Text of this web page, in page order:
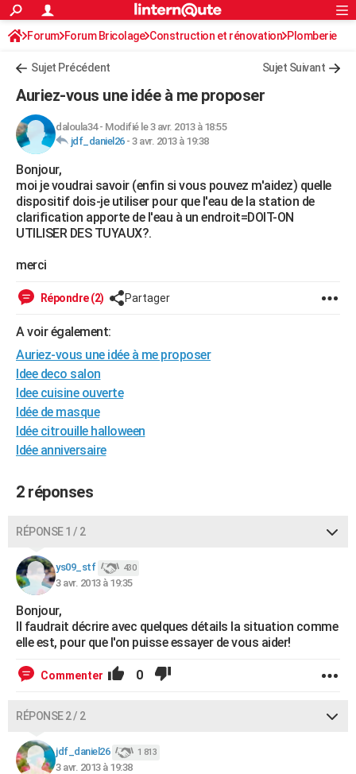
ACTUALITÉS
Politique
Société
Faits Divers
Education
Monde
Villes
+
FINANCE
Retraite
Impôts
Epargne
Immobilier
Risques naturels par ville
Banque
Assurance
Crédit
AUTO
Essais
Réserver un essai
Citadines
Berlines
SUV
Forum auto
+HIGH-TECH
Mobiles
Meilleur smartphone
Internet
Ordinateurs
Jeux vidéo
Guide high-tech
+BRICOLAGE
Forum
Aménagement intérieur
Extérieur
Cuisine
Salle de bains
Jardinage
Rangement
Art de vivre
Bien-être
Loisirs
Mode
Modes de vie
Alimentation
Guide de la santé
Maladies
Médicaments
Sommeil
Destinations
City break
Voyage nature
Voyage de noces
Forum
Climat
+PHOTO
GUIDES D'ACHAT
BONS PLANS
Carte de Noël
Carte Bonne année
Carte Saint-Valentin
Carte Pâques
Carte d'anniversaire
DICTIONNAIRE
Dictionnaire
Biographies
Citations
Expressions
Proverbes
PROGRAMME TV
COPAINS D'AVANT
S'inscrire
Se connecter
Lycées
Collèges
Primaires
Universités
Entreprises
Service militaire
Avis de recherche
FORUM
Rechercher
S'inscrire
Connexion
Forum Forum Bricolage Construction et rénovation Plomberie
Sujet Précédent Sujet Suivant
Auriez-vous une idée à me proposer
daloula34- Modifié le 3 avr. 2013 à 18:55
jdf_daniel26- 3 avr. 2013 à 19:38
Bonjour,
moi je voudrai savoir (enfin si vous pouvez m'aidez) quelle
dispositif dois-je utiliser pour que l'eau de la station de
clarification apporte de l'eau à un endroit=DOIT-ON
UTILISER DES TUYAUX?.
merci
Répondre (2) Partager
A voir également:
Auriez-vous une idée à me proposer
Idee deco salon
Idee cuisine ouverte
Idée de masque
Idée citrouille halloween
Idée anniversaire
2 réponses
RÉPONSE 1 / 2
ys09_stf 430
3 avr. 2013 à 19:35
Bonjour,
Il faudrait décrire avec quelques détails la situation comme
elle est, pour que l'on puisse essayer de vous aider!
Commenter 0
RÉPONSE 2 / 2
jdf_daniel26 1 813
3 avr. 2013 à 19:38